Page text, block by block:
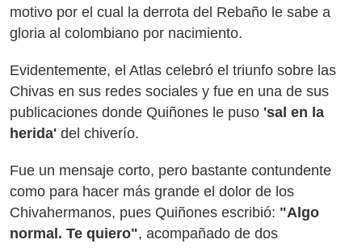
motivo por el cual la derrota del Rebaño le sabe a
gloria al colombiano por nacimiento.
Evidentemente, el Atlas celebró el triunfo sobre las
Chivas en sus redes sociales y fue en una de sus
publicaciones donde Quiñones le puso 'sal en la
herida' del chiverío.
Fue un mensaje corto, pero bastante contundente
como para hacer más grande el dolor de los
Chivahermanos, pues Quiñones escribió: "Algo
normal. Te quiero", acompañado de dos